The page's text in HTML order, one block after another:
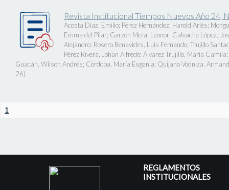
Revista Institucional Tiempos Nuevos Año 24,
Acosta Díaz, Emilio; Pérez Hernández, Harold Arlés;
Emma del Pilar; Garzón Mera, Leonor; Calvache López,
Alejandro; Rosero Benavides, Luis Fernando; Trujillo
Pérez Rivera, Johan Alfredo; Álvarez Trujillo, María Camila;
Guacán, Wilson Andrés; Córdoba, María Eugenia; Quijano Vodniza,
26)
1
REGLAMENTOS
INSTITUCIONALES